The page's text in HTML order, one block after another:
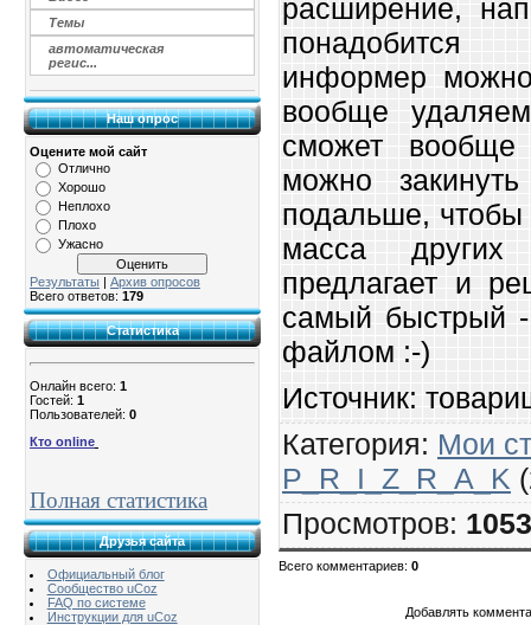
Темы
автоматическая
регис...
Наш опрос
Оцените мой сайт
Отлично
Хорошо
Неплохо
Плохо
Ужасно
Результаты | Архив опросов
Всего ответов: 179
Статистика
Онлайн всего: 1
Гостей: 1
Пользователей: 0
Кто online
Полная статистика
Друзья сайта
Официальный блог
Сообщество uCoz
FAQ по системе
Инструкции для uCoz
расширение,
понадобится
информер
вообще
сможет вообще
можно
подальше, чтобы
масса
предлагает и
самый быстрый
файлом :-)
Источник:
Категория: Мои
P_R_I_Z_R_A_K
Просмотров: 1053
Всего комментариев: 0
Добавлять